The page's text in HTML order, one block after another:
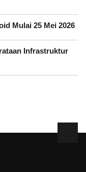
Mulai 25 Mei 2026
Infrastruktur